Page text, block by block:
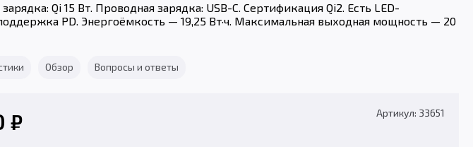
Qi 15 Вт. Проводная зарядка: USB-C. Сертификация Qi2. Есть LED-
PD. Энергоёмкость — 19,25 Вт·ч. Максимальная выходная мощность — 20
Обзор Вопросы и ответы
₽ Артикул: 33651